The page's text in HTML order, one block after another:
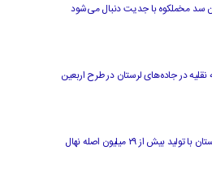
سد مخملکوه با جدیت دنبال می‌شود
از ۲۹ میلیون اصله نهال